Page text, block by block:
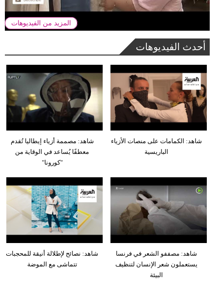
المزيد من الفيديوهات
أحدث الفيديوهات
شاهد: مصممة أزياء إيطاليا تُقدم
معطفًا يُساعد في الوقاية من
"كورونا"
شاهد: الكمامات على منصات الأزياء
الباريسية
شاهد: نصائح لإطلالة أنيقة للمحجبات
تتماشى مع الموضة
شاهد: مصففو الشعر في فرنسا
يستعملون شعر الإنسان لتنظيف
البيئة